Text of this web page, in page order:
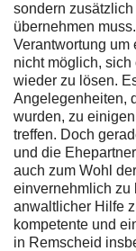
sondern
übernehmen
Verantwortung um
nicht möglich,
wieder zu lösen.
Angelegenheiten,
wurden, zu
treffen. Doch
und die
auch zum Wohl
einvernehmlich zu
anwaltlicher Hilfe
kompetente und
in Remscheid